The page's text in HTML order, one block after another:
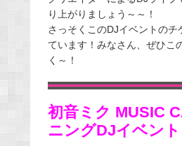
り上がりましょう～～！
さっそくこのDJイベントのチ
ています！みなさん、ぜひこ
く～！
初音ミク MUSIC
ニングDJイベント